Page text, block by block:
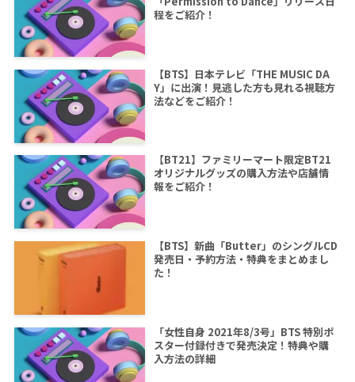
程をご紹介！
【BTS】日本テレビ「THE MUSIC DA
Y」に出演！見逃した方も見れる視聴方
法などをご紹介！
【BT21】ファミリーマート限定BT21
オリジナルグッズの購入方法や店舗情
報をご紹介！
【BTS】新曲「Butter」のシングルCD
発売日・予約方法・特典をまとめまし
た！
「女性自身 2021年8/3号」BTS 特別ポ
スター付録付きで発売決定！特典や購
入方法の詳細